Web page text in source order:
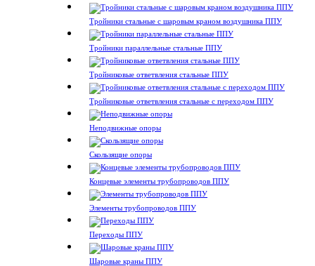
Тройники стальные с шаровым краном воздушника ППУ
Тройники параллельные стальные ППУ
Тройниковые ответвления стальные ППУ
Тройниковые ответвления стальные с переходом ППУ
Неподвижные опоры
Скользящие опоры
Концевые элементы трубопроводов ППУ
Элементы трубопроводов ППУ
Переходы ППУ
Шаровые краны ППУ